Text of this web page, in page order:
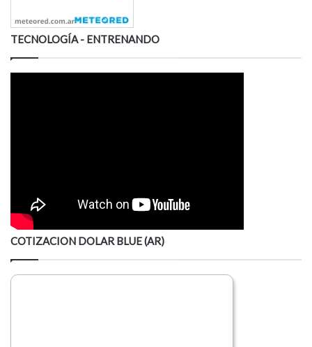
TECNOLOGÍA - ENTRENANDO
COTIZACION DOLAR BLUE (AR)